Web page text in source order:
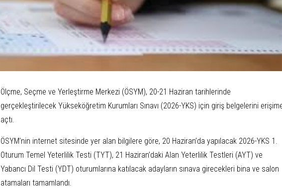
Ölçme, Seçme ve Yerleştirme Merkezi (ÖSYM), 20-21 Haziran tarihlerinde
gerçekleştirilecek Yükseköğretim Kurumları Sınavı (2026-YKS) için giriş belgelerini
açtı.
ÖSYM’nin internet sitesinde yer alan bilgilere göre, 20 Haziran’da yapılacak 2026-YKS 1.
Oturum Temel Yeterlilik Testi (TYT), 21 Haziran’daki Alan Yeterlilik Testleri (AYT) ve
Yabancı Dil Testi (YDT) oturumlarına katılacak adayların sınava girecekleri bina ve salon
atamaları tamamlandı.